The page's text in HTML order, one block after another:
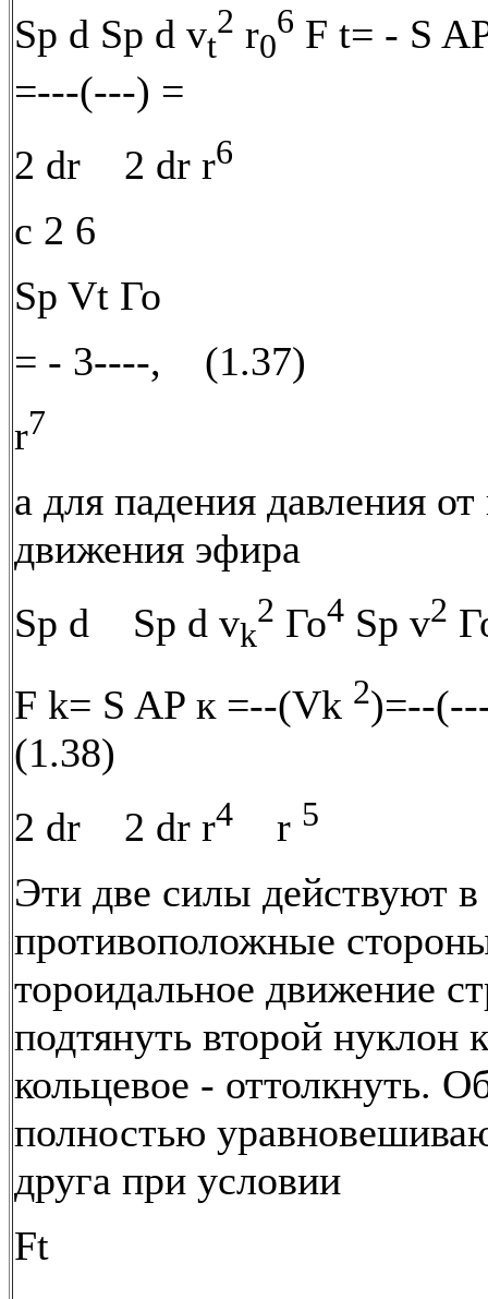
Sp d Sp d vt
2 r0
6 F t= - S
=---(---) =
2 dr 2 dr r6
c 2 6
Sp Vt Го
= - 3----, (1.37)
r7
а для падения давления от
движения эфира
Sp d Sp d vk
2 Го4 Sp v2
F k= S AP к =--(Vk 2)=--
(1.38)
2 dr 2 dr r4 r 5
Эти две силы действуют в
противоположные
тороидальное движение
подтянуть второй нуклон
кольцевое - оттолкнуть.
полностью
друга при условии
Ft